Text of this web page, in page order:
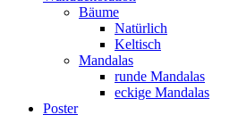
Bäume
Natürlich
Keltisch
Mandalas
runde Mandalas
eckige Mandalas
Poster